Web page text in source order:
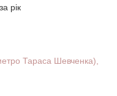
рік
Тараса Шевченка),